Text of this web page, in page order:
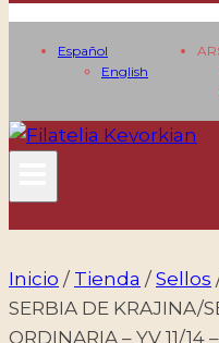
Español
English
Inicio / Tienda / Sellos
SERBIA DE KRAJINA/
ORDINARIA – YV 11/14